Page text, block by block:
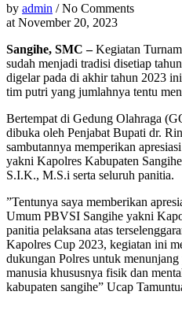
by admin / No Comments
at November 20, 2023
Sangihe, SMC –Kegiatan
sudah menjadi tradisi disetiap
digelar pada di akhir tahun 2023
tim putri yang jumlahnya tentu
Bertempat di Gedung Olahraga
dibuka oleh Penjabat Bupati dr.
sambutannya memperikan
yakni Kapolres Kabupaten
S.I.K., M.S.i serta seluruh panitia.
”Tentunya saya memberikan
Umum PBVSI Sangihe yakni
panitia pelaksana atas
Kapolres Cup 2023, kegiatan ini
dukungan Polres untuk
manusia khususnya fisik dan
kabupaten sangihe” Ucap